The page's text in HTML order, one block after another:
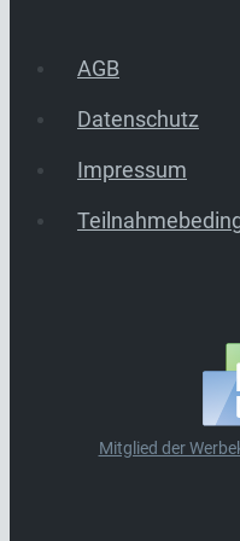
AGB
Datenschutz
Impressum
Mitglied der